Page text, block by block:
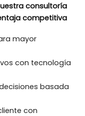
consultoría
competitiva
mayor
con tecnología
basada
con